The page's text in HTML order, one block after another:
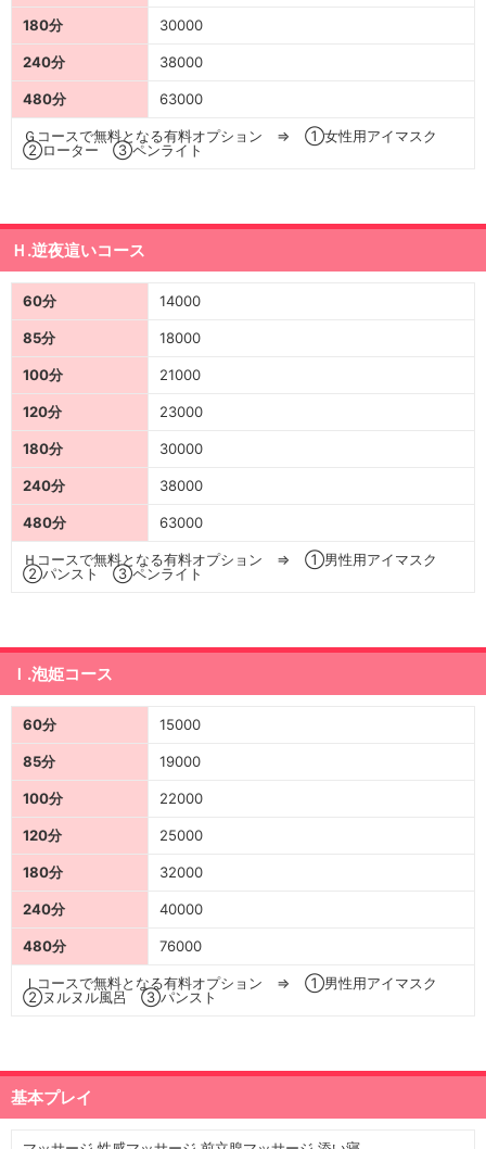
180分 30000
240分 38000
480分 63000
Ｇコースで無料となる有料オプション ⇒ ①女性用アイマスク
②ローター ③ペンライト
Ｈ.逆夜這いコース
60分 14000
85分 18000
100分 21000
120分 23000
180分 30000
240分 38000
480分 63000
Ｈコースで無料となる有料オプション ⇒ ①男性用アイマスク
②パンスト ③ペンライト
Ｉ.泡姫コース
60分 15000
85分 19000
100分 22000
120分 25000
180分 32000
240分 40000
480分 76000
Ｉコースで無料となる有料オプション ⇒ ①男性用アイマスク
②ヌルヌル風呂 ③パンスト
基本プレイ